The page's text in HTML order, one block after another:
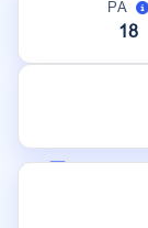
PA
18